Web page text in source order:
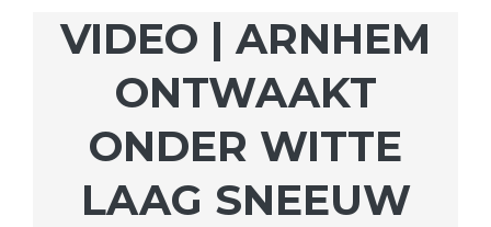
VIDEO | ARNHEM
ONTWAAKT
ONDER WITTE
LAAG SNEEUW